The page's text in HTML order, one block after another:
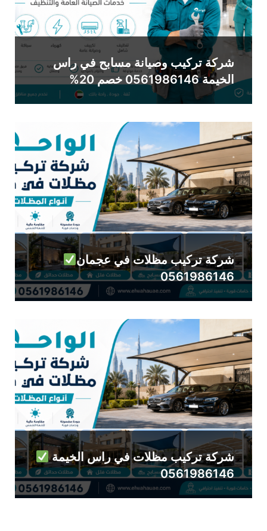
شركة تركيب وصيانة مسابح في راس
الخيمة 0561986146 خصم 20%
شركة تركيب مظلات في عجمان
0561986146
شركة تركيب مظلات في راس الخيمة
0561986146